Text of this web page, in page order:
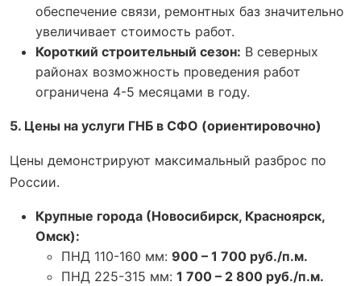
обеспечение связи, ремонтных баз значительно
увеличивает стоимость работ.
Короткий строительный сезон: В северных
районах возможность проведения работ
ограничена 4-5 месяцами в году.
5. Цены на услуги ГНБ в СФО (ориентировочно)
Цены демонстрируют максимальный разброс по
России.
Крупные города (Новосибирск, Красноярск,
Омск):
ПНД 110-160 мм: 900 – 1 700 руб./п.м.
ПНД 225-315 мм: 1 700 – 2 800 руб./п.м.